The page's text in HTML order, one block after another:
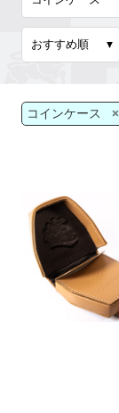
コインケース ×